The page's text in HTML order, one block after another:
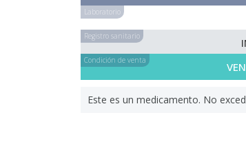
Laboratorio
Registro sanitario
Condición de venta
Este es un medicamento. No